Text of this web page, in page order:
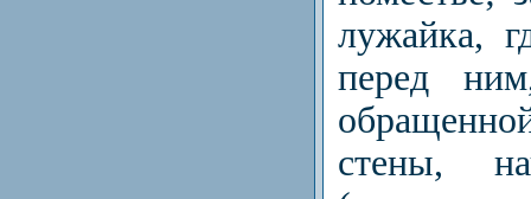
лужайка,
перед
стены,